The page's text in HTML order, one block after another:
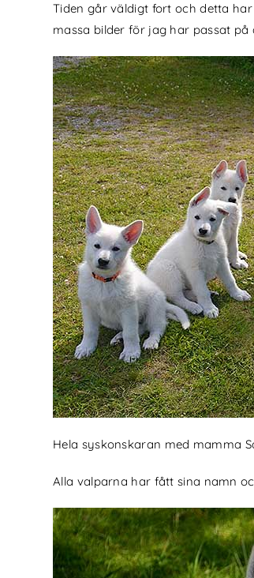
Tiden går väldigt fort och detta
massa bilder för jag har passat
Hela syskonskaran med mamma
Alla valparna har fått sina namn